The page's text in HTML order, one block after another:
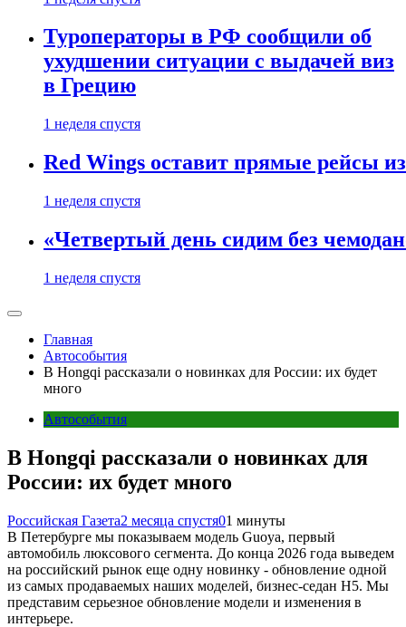
Туроператоры в РФ сообщили об
ухудшении ситуации с выдачей виз
в Грецию
1 неделя спустя
Red Wings оставит прямые рейсы
1 неделя спустя
«Четвертый день сидим без
1 неделя спустя
Главная
Автособытия
В Hongqi рассказали о новинках для России: их будет
много
Автособытия
В Hongqi рассказали о новинках для
России: их будет много
Российская Газета2 месяца спустя01 минуты
В Петербурге мы показываем модель Guoya, первый
автомобиль люксового сегмента. До конца 2026 года выведем
на российский рынок еще одну новинку - обновление одной
из самых продаваемых наших моделей, бизнес-седан H5. Мы
представим серьезное обновление модели и изменения в
интерьере.